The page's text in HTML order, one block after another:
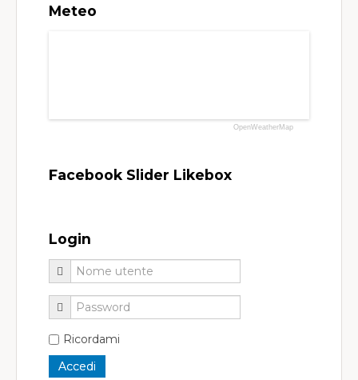
Meteo
OpenWeatherMap
Facebook Slider Likebox
Login
Ricordami